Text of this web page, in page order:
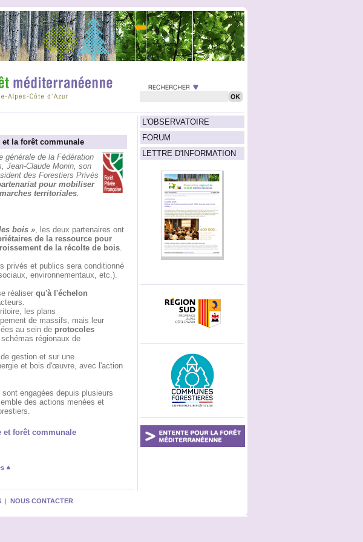
L'OBSERVATOIRE
FORUM
LETTRE D'INFORMATION
et la forêt communale
générale de la Fédération
Jean-Claude Monin, son
des Forestiers Privés
pour mobiliser
territoriales.
bois », les deux partenaires ont
de la ressource pour
de la récolte de bois.
privés et publics sera conditionné
environnementaux, etc.).
réaliser qu'à l'échelon
les plans
de massifs, mais leur
au sein de protocoles
régionaux de
gestion et sur une
et bois d'œuvre, avec l'action
engagées depuis plusieurs
des actions menées et
et forêt communale
| NOUS CONTACTER